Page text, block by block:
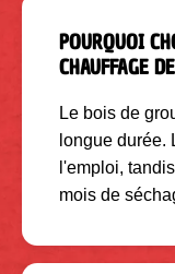
POURQUOI
CHAUFFAGE
Le bois de
longue durée.
l'emploi,
mois de